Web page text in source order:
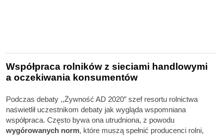
Współpraca rolników z sieciami handlowymi
a oczekiwania konsumentów
Podczas debaty ,,Żywność AD 2020″ szef resortu rolnictwa
naświetlił uczestnikom debaty jak wygląda wspomniana
współpraca. Często bywa ona utrudniona, z powodu
wygórowanych norm, które muszą spełnić producenci rolni,